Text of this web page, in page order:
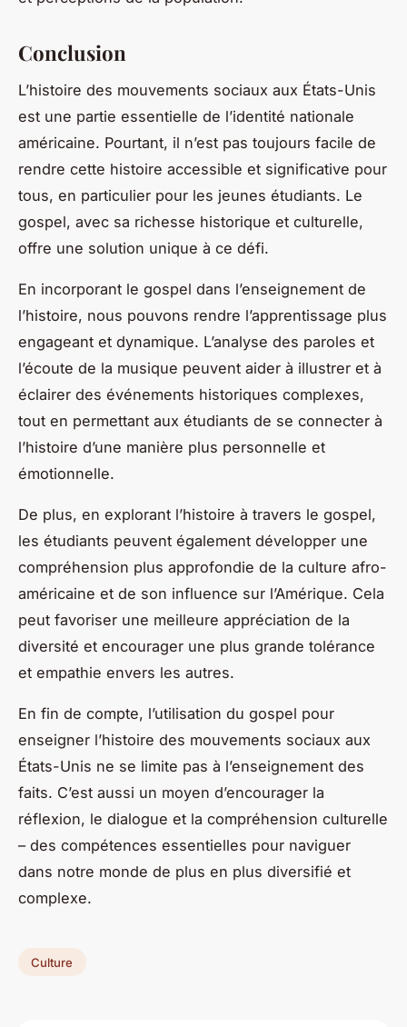
Conclusion
L’histoire des mouvements sociaux aux États-Unis
est une partie essentielle de l’identité nationale
américaine. Pourtant, il n’est pas toujours facile de
rendre cette histoire accessible et significative pour
tous, en particulier pour les jeunes étudiants. Le
gospel, avec sa richesse historique et culturelle,
offre une solution unique à ce défi.
En incorporant le gospel dans l’enseignement de
l’histoire, nous pouvons rendre l’apprentissage plus
engageant et dynamique. L’analyse des paroles et
l’écoute de la musique peuvent aider à illustrer et à
éclairer des événements historiques complexes,
tout en permettant aux étudiants de se connecter à
l’histoire d’une manière plus personnelle et
émotionnelle.
De plus, en explorant l’histoire à travers le gospel,
les étudiants peuvent également développer une
compréhension plus approfondie de la culture afro-
américaine et de son influence sur l’Amérique. Cela
peut favoriser une meilleure appréciation de la
diversité et encourager une plus grande tolérance
et empathie envers les autres.
En fin de compte, l’utilisation du gospel pour
enseigner l’histoire des mouvements sociaux aux
États-Unis ne se limite pas à l’enseignement des
faits. C’est aussi un moyen d’encourager la
réflexion, le dialogue et la compréhension culturelle
– des compétences essentielles pour naviguer
dans notre monde de plus en plus diversifié et
complexe.
Culture